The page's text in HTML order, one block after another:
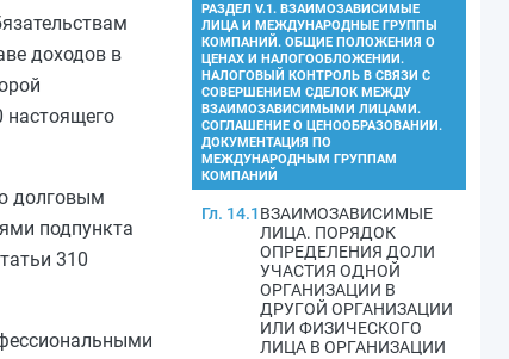
доходов в
настоящего
долговым
подпункта
310
РАЗДЕЛ V.1. ВЗАИМОЗАВИСИМЫЕ
ЛИЦА И МЕЖДУНАРОДНЫЕ ГРУППЫ
КОМПАНИЙ. ОБЩИЕ ПОЛОЖЕНИЯ О
ЦЕНАХ И НАЛОГООБЛОЖЕНИИ.
НАЛОГОВЫЙ КОНТРОЛЬ В СВЯЗИ С
СОВЕРШЕНИЕМ СДЕЛОК МЕЖДУ
ВЗАИМОЗАВИСИМЫМИ ЛИЦАМИ.
СОГЛАШЕНИЕ О ЦЕНООБРАЗОВАНИИ.
ДОКУМЕНТАЦИЯ ПО
МЕЖДУНАРОДНЫМ ГРУППАМ
КОМПАНИЙ
Гл. 14.1ВЗАИМОЗАВИСИМЫЕ
ЛИЦА. ПОРЯДОК
ОПРЕДЕЛЕНИЯ ДОЛИ
УЧАСТИЯ ОДНОЙ
ОРГАНИЗАЦИИ В
ДРУГОЙ ОРГАНИЗАЦИИ
ИЛИ ФИЗИЧЕСКОГО
ЛИЦА В ОРГАНИЗАЦИИ